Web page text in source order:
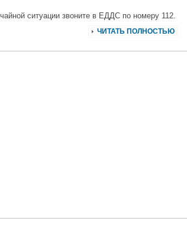
ситуации звоните в ЕДДС по номеру 112.
ЧИТАТЬ ПОЛНОСТЬЮ